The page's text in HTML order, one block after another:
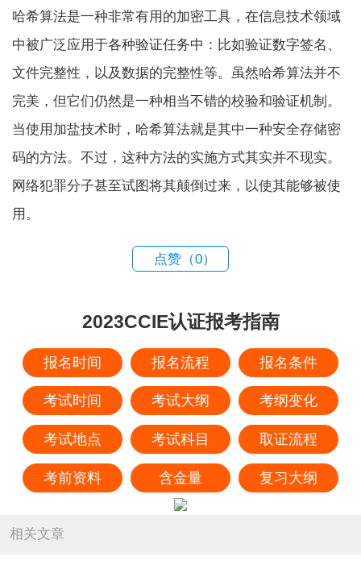
哈希算法是一种非常有用的加密工具，在信息技术领域
中被广泛应用于各种验证任务中：比如验证数字签名、
文件完整性，以及数据的完整性等。虽然哈希算法并不
完美，但它们仍然是一种相当不错的校验和验证机制。
当使用加盐技术时，哈希算法就是其中一种安全存储密
码的方法。不过，这种方法的实施方式其实并不现实。
网络犯罪分子甚至试图将其颠倒过来，以使其能够被使
用。
点赞（0）
2023CCIE认证报考指南
报名时间 报名流程 报名条件
考试时间 考试大纲 考纲变化
考试地点 考试科目 取证流程
考前资料 含金量 复习大纲
相关文章